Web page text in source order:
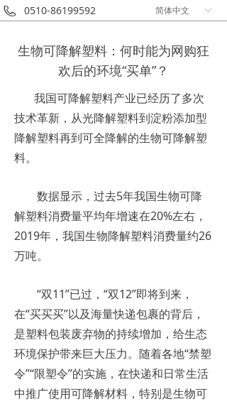
0510-86199592 ꀅ
简体中文
生物可降解塑料：何时能为网购狂
欢后的环境“买单”？
我国可降解塑料产业已经历了多次
技术革新，从光降解塑料到淀粉添加型
降解塑料再到可全降解的生物可降解塑
料。
数据显示，过去5年我国生物可降
解塑料消费量平均年增速在20%左右，
2019年，我国生物降解塑料消费量约26
万吨。
“双11”已过，“双12”即将到来，
在“买买买”以及海量快递包裹的背后，
是塑料包装废弃物的持续增加，给生态
环境保护带来巨大压力。随着各地“禁塑
令”“限塑令”的实施，在快递和日常生活
中推广使用可降解材料，特别是生物可